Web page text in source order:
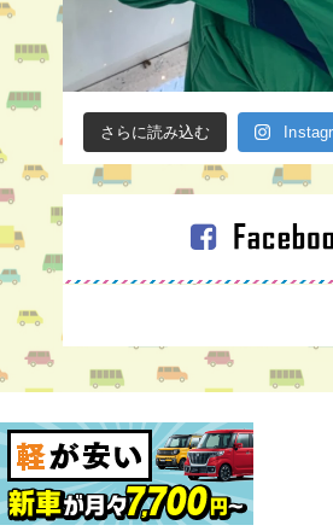
さらに読み込む